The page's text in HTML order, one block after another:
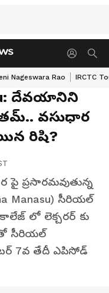
Nageswara Rao IRCTC
దేవయానిని
వసుధార
రిషి?
పై ప్రసారమవుతున్న
Manasu) సీరియల్
కాలేజ్ లో లెక్చరర్ కు
సీరియల్
7వ తేదీ ఎపిసోడ్